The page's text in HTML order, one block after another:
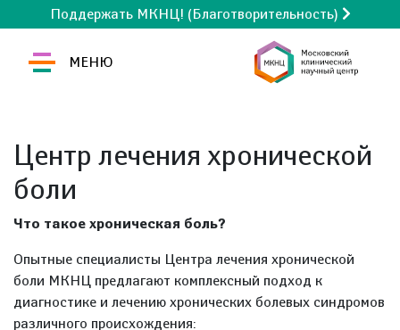
Поддержать МКНЦ! (Благотворительность)
МЕНЮ
Центр лечения хронической
боли
Что такое хроническая боль?
Опытные специалисты Центра лечения хронической
боли МКНЦ предлагают комплексный подход к
диагностике и лечению хронических болевых синдромов
различного происхождения: